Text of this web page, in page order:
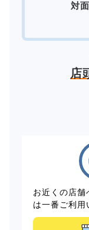
対
店
お近くの店舗
は一番ご利用